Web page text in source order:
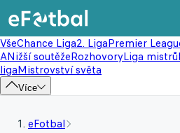
VšeChance Liga2. LigaPremier
ANižší soutěžeRozhovoryLiga mistrů
ligaMistrovství světa
Více
eFotbal